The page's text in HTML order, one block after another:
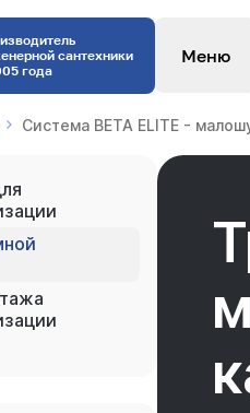
сантехники
года
Меню
Система BETA ELITE -